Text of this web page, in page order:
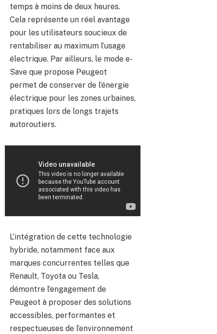
temps à moins de deux heures.
Cela représente un réel avantage
pour les utilisateurs soucieux de
rentabiliser au maximum l’usage
électrique. Par ailleurs, le mode e-
Save que propose Peugeot
permet de conserver de l’énergie
électrique pour les zones urbaines,
pratiques lors de longs trajets
autoroutiers.
L’intégration de cette technologie
hybride, notamment face aux
marques concurrentes telles que
Renault, Toyota ou Tesla,
démontre l’engagement de
Peugeot à proposer des solutions
accessibles, performantes et
respectueuses de l’environnement